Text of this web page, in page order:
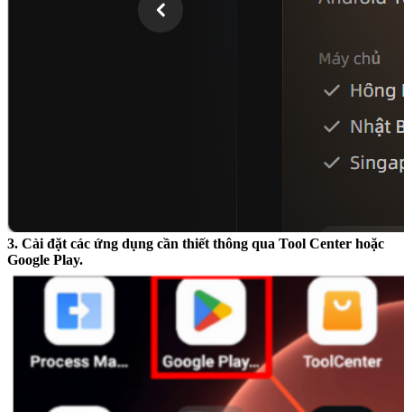
3. Cài đặt các ứng dụng cần thiết thông qua Tool Center hoặc
Google Play.